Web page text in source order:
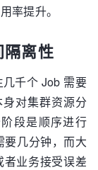
率提升。
离性
千个 Job 需要
对集群资源分
段是顺序进行
要几分钟，而大
业务接受误差